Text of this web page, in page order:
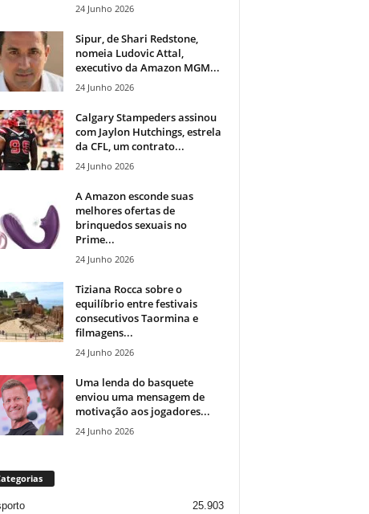
24 Junho 2026
Sipur, de Shari Redstone,
nomeia Ludovic Attal,
executivo da Amazon MGM...
24 Junho 2026
Calgary Stampeders assinou
com Jaylon Hutchings, estrela
da CFL, um contrato...
24 Junho 2026
A Amazon esconde suas
melhores ofertas de
brinquedos sexuais no
Prime...
24 Junho 2026
Tiziana Rocca sobre o
equilíbrio entre festivais
consecutivos Taormina e
filmagens...
24 Junho 2026
Uma lenda do basquete
enviou uma mensagem de
motivação aos jogadores...
24 Junho 2026
25.903